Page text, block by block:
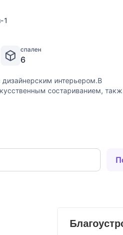
1
спален
6
интерьером.В
состариванием,
дизайн дома выдержан в одном